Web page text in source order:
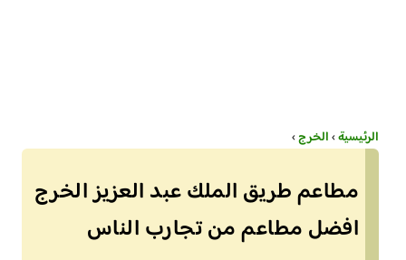
الرئيسية›الخرج›
مطاعم طريق الملك عبد العزيز الخرج
افضل مطاعم من تجارب الناس